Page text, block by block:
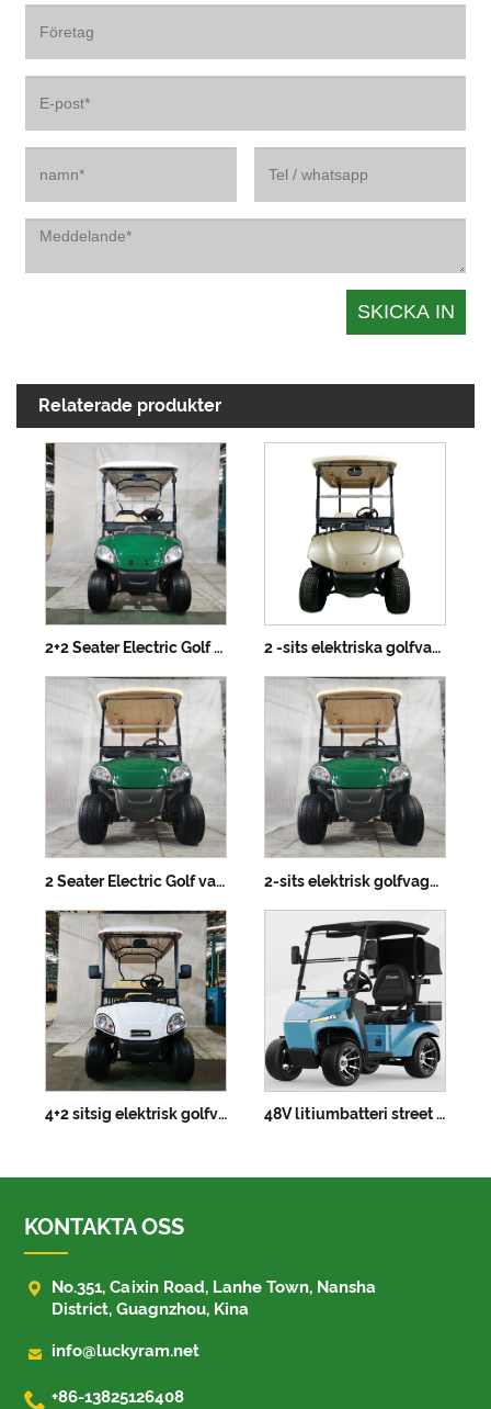
Relaterade produkter
2+2 Seater Electric Golf vagn med litiumbatteri 2 -sits elektriska golfvagn
2 Seater Electric Golf vagn med litiumbatteri 2-sits elektrisk golfvagn med litiumbatteri - anpassningsbara färger
4+2 sitsig elektrisk golfvagn 48V litiumbatteri street legal kompakt multifunktionellt fordon - ensits elektrisk golfbil
KONTAKTA OSS

No.351, Caixin Road, Lanhe Town, Nansha
District, Guagnzhou, Kina
 info@luckyram.net
 +86-13825126408